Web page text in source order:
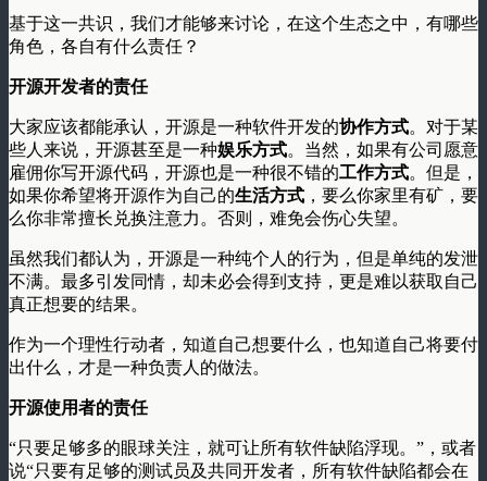
基于这一共识，我们才能够来讨论，在这个生态之中，有哪些
角色，各自有什么责任？
开源开发者的责任
大家应该都能承认，开源是一种软件开发的协作方式。对于某
些人来说，开源甚至是一种娱乐方式。当然，如果有公司愿意
雇佣你写开源代码，开源也是一种很不错的工作方式。但是，
如果你希望将开源作为自己的生活方式 ，要么你家里有矿，要
么你非常擅长兑换注意力。否则，难免会伤心失望。
虽然我们都认为，开源是一种纯个人的行为，但是单纯的发泄
不满。最多引发同情，却未必会得到支持，更是难以获取自己
真正想要的结果。
作为一个理性行动者，知道自己想要什么，也知道自己将要付
出什么，才是一种负责人的做法。
开源使用者的责任
“只要足够多的眼球关注，就可让所有软件缺陷浮现。”，或者
说“只要有足够的测试员及共同开发者，所有软件缺陷都会在